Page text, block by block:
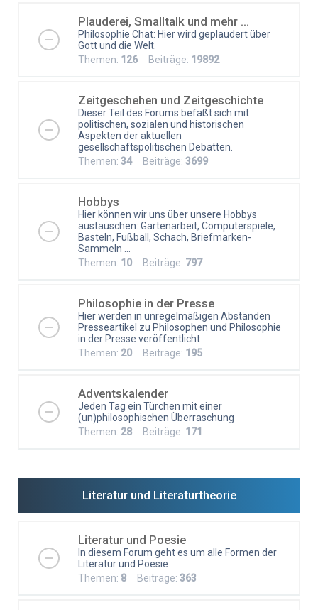
Plauderei, Smalltalk und mehr ...
Philosophie Chat: Hier wird geplaudert über
Gott und die Welt.
Themen: 126 Beiträge: 19892
Zeitgeschehen und Zeitgeschichte
Dieser Teil des Forums befaßt sich mit
politischen, sozialen und historischen
Aspekten der aktuellen
gesellschaftspolitischen Debatten.
Themen: 34Beiträge: 3699
Hobbys
Hier können wir uns über unsere Hobbys
austauschen: Gartenarbeit, Computerspiele,
Basteln, Fußball, Schach, Briefmarken-
Sammeln ...
Themen: 10 Beiträge: 797
Philosophie in der Presse
Hier werden in unregelmäßigen Abständen
Presseartikel zu Philosophen und Philosophie
in der Presse veröffentlicht
Themen: 20 Beiträge: 195
Adventskalender
Jeden Tag ein Türchen mit einer
(un)philosophischen Überraschung
Themen: 28 Beiträge: 171
Literatur und Literaturtheorie
Literatur und Poesie
In diesem Forum geht es um alle Formen der
Literatur und Poesie
Themen: 8 Beiträge: 363